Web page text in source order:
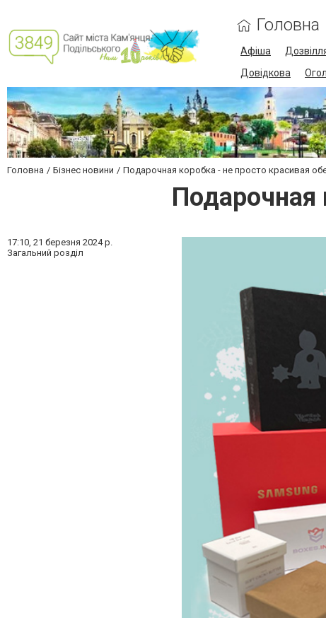
Головна
Афіша
Довідкова
Головна Бізнес новини Подарочная коробка - не просто красивая
Подарочная
17:10, 21 березня 2024 р.
Загальний розділ